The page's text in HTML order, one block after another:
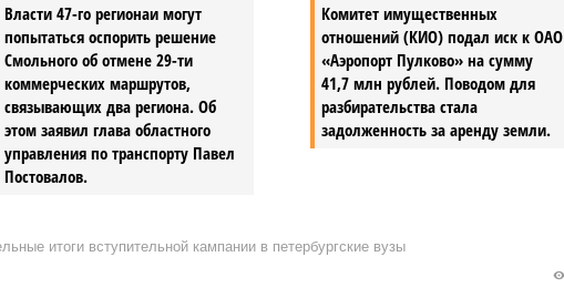
Власти 47-го регионаи могут
попытаться оспорить решение
Смольного об отмене 29-ти
коммерческих маршрутов,
связывающих два региона. Об
этом заявил глава областного
управления по транспорту Павел
Постовалов.
Комитет имущественных
отношений (КИО) подал иск к ОАО
«Аэропорт Пулково» на сумму
41,7 млн рублей. Поводом для
разбирательства стала
задолженность за аренду земли.
итоги вступительной кампании в петербургские вузы